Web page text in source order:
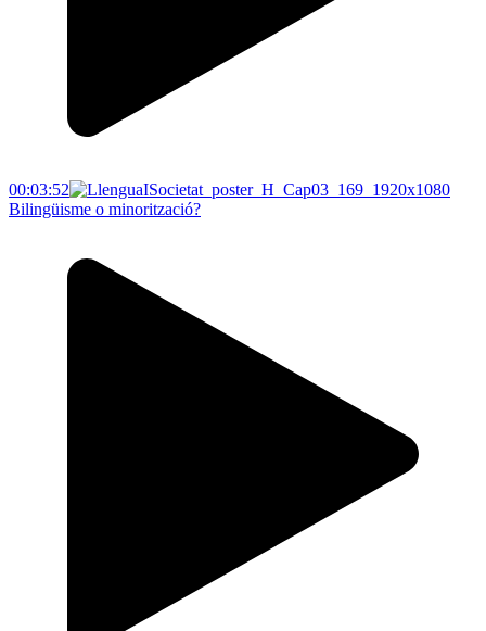
00:03:52
Bilingüisme o minorització?